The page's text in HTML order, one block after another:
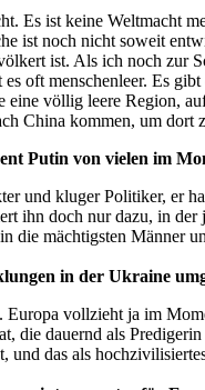
Es ist keine Weltmacht
ist noch nicht soweit
ist. Als ich noch zur
es oft menschenleer. Es
eine völlig leere Region,
China kommen, um
Putin von vielen im
und kluger Politiker, er
ihn doch nur dazu, in
die mächtigsten Männer
in der Ukraine
vollzieht ja im
die dauernd als
und das als